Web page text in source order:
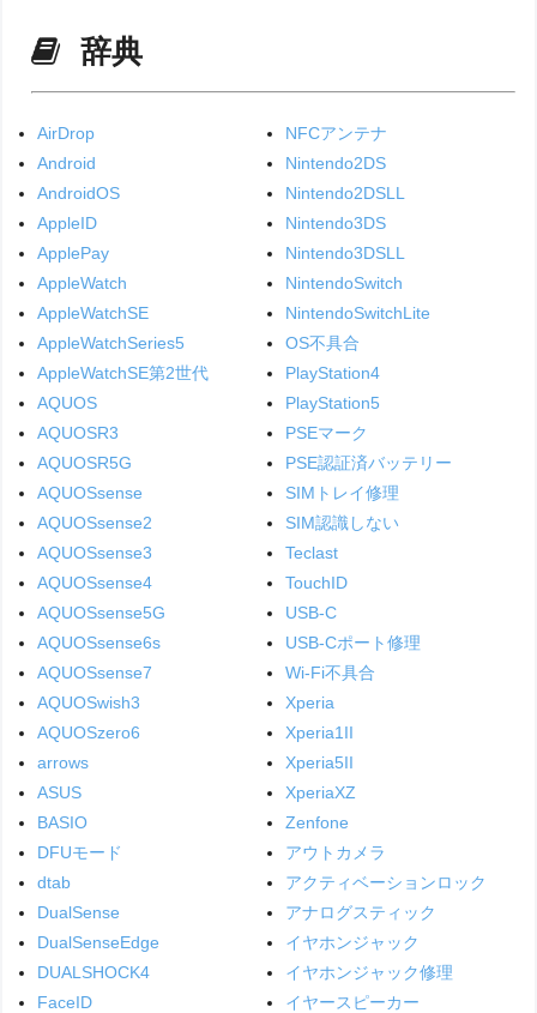
辞典
AirDrop
Android
AndroidOS
AppleID
ApplePay
AppleWatch
AppleWatchSE
AppleWatchSeries5
AppleWatchSE第2世代
AQUOS
AQUOSR3
AQUOSR5G
AQUOSsense
AQUOSsense2
AQUOSsense3
AQUOSsense4
AQUOSsense5G
AQUOSsense6s
AQUOSsense7
AQUOSwish3
AQUOSzero6
arrows
ASUS
BASIO
DFUモード
dtab
DualSense
DualSenseEdge
DUALSHOCK4
FaceID
NFCアンテナ
Nintendo2DS
Nintendo2DSLL
Nintendo3DS
Nintendo3DSLL
NintendoSwitch
NintendoSwitchLite
OS不具合
PlayStation4
PlayStation5
PSEマーク
PSE認証済バッテリー
SIMトレイ修理
SIM認識しない
Teclast
TouchID
USB-C
USB-Cポート修理
Wi-Fi不具合
Xperia
Xperia1II
Xperia5II
XperiaXZ
Zenfone
アウトカメラ
アクティベーションロック
アナログスティック
イヤホンジャック
イヤホンジャック修理
イヤースピーカー